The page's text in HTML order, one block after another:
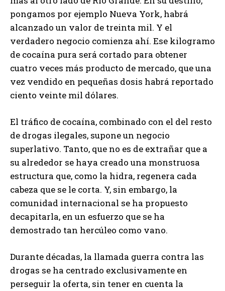
pongamos por ejemplo Nueva York, habrá
alcanzado un valor de treinta mil. Y el
verdadero negocio comienza ahí. Ese kilogramo
de cocaína pura será cortado para obtener
cuatro veces más producto de mercado, que una
vez vendido en pequeñas dosis habrá reportado
ciento veinte mil dólares.
El tráfico de cocaína, combinado con el del resto
de drogas ilegales, supone un negocio
superlativo. Tanto, que no es de extrañar que a
su alrededor se haya creado una monstruosa
estructura que, como la hidra, regenera cada
cabeza que se le corta. Y, sin embargo, la
comunidad internacional se ha propuesto
decapitarla, en un esfuerzo que se ha
demostrado tan hercúleo como vano.
Durante décadas, la llamada guerra contra las
drogas se ha centrado exclusivamente en
perseguir la oferta, sin tener en cuenta la